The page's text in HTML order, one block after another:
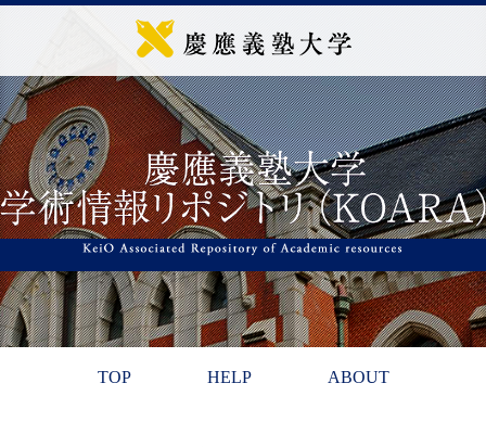
TOP HELP ABOUT